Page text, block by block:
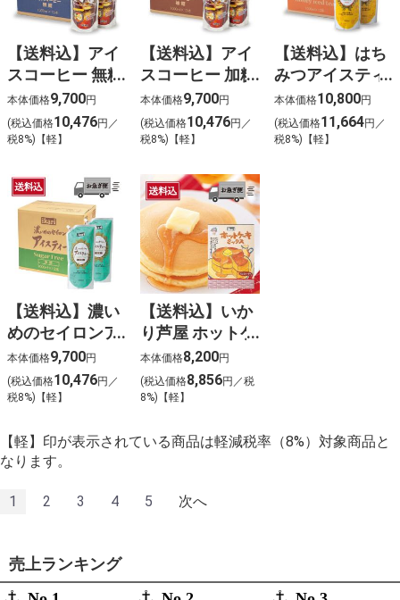
【送料込】アイ
スコーヒー 無糖
〈ケース販売〉
本体価格9,700円
(税込価格10,476円／
税8%)【軽】
【送料込】アイ
スコーヒー 加糖
〈ケース販売〉
本体価格9,700円
(税込価格10,476円／
税8%)【軽】
【送料込】はち
みつアイスティ
ー〈ケース販
売〉
本体価格10,800円
(税込価格11,664円／
税8%)【軽】
【送料込】濃い
めのセイロンア
イスティー（無
糖）〈ケース販
売〉
本体価格9,700円
(税込価格10,476円／
税8%)【軽】
【送料込】いか
り芦屋 ホットケ
ーキミックス
〈ケース販売〉
本体価格8,200円
(税込価格8,856円／税
8%)【軽】
【軽】印が表示されている商品は軽減税率（8%）対象商品と
なります。
1 2 3 4 5 次へ
売上ランキング